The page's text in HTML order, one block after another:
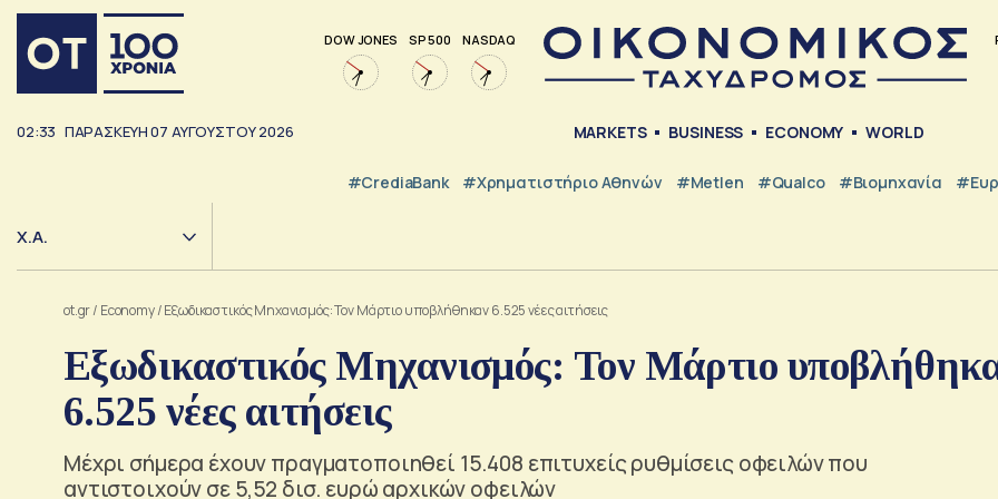
DOW JONES SP 500 NASDAQ
02:33 ΠΑΡΑΣΚΕΥΗ07 ΑΥΓΟΥΣΤΟΥ2026 MARKETS BUSINESS ECONOMY WORLD
#CrediaBank #Χρηματιστήριο Αθηνών #metlen #Qualco #Βιομηχανία
Χ.Α.
ot.gr/ Economy/Εξωδικαστικός Μηχανισμός: Τον Μάρτιο υποβλήθηκαν 6.525 νέες αιτήσεις
Εξωδικαστικός Μηχανισμός: Τον Μάρτιο
6.525 νέες αιτήσεις
Μέχρι σήμερα έχουν πραγματοποιηθεί 15.408 επιτυχείς ρυθμίσεις οφειλών που
αντιστοιχούν σε 5,52 δισ. ευρώ αρχικών οφειλών